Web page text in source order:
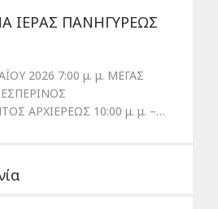
ΙΕΡΑΣ ΠΑΝΗΓΥΡΕΩΣ
2026 7:00 μ. μ. ΜΕΓΑΣ
ΑΡΧΙΕΡΕΩΣ 10:00 μ. μ. –…